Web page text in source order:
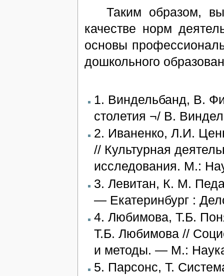
Таким образом,
качестве норм
основы
дошкольного
1. Виндельбанд, В.
столетия ¬/ В.
2. Иваненко, Л.И.
// Культурная
исследования. М.:
3. Левитан, К. М.
— Екатеринбург :
4. Любимова, Т.Б.
Т.Б. Любимова //
и методы. — М.:
5. Парсонс, Т.